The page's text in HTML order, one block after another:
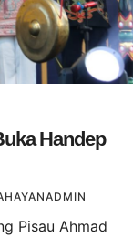
Handep
Pisau Ahmad